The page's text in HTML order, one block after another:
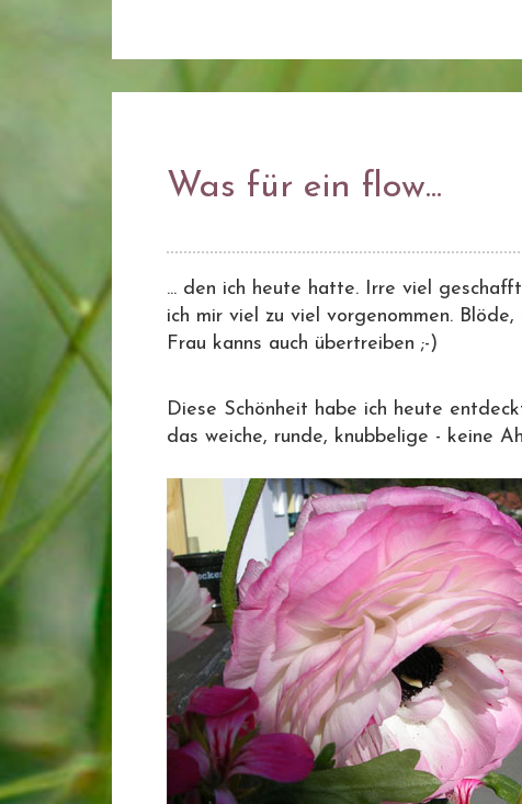
Was für ein flow...
... den ich heute hatte. Irre viel
ich mir viel zu viel vorgenommen.
Frau kanns auch übertreiben ;-)
Diese Schönheit habe ich heute
das weiche, runde, knubbelige - keine